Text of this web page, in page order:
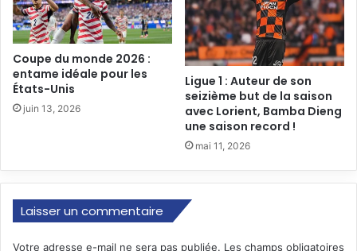
Coupe du monde 2026 :
entame idéale pour les
États-Unis
juin 13, 2026
Ligue 1 : Auteur de son
seizième but de la saison
avec Lorient, Bamba Dieng
une saison record !
mai 11, 2026
Laisser un commentaire
Votre adresse e-mail ne sera pas publiée. Les champs obligatoires